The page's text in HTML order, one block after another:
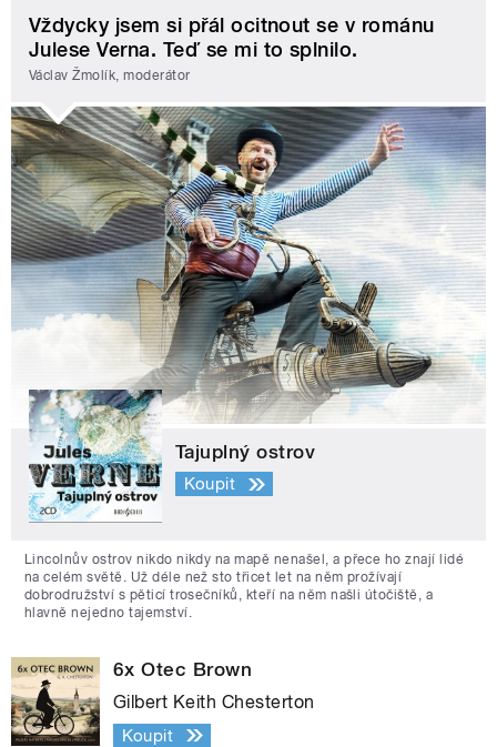
Vždycky jsem si přál ocitnout se v románu
Julese Verna. Teď se mi to splnilo.
Václav Žmolík, moderátor
Tajuplný ostrov
Koupit
Lincolnův ostrov nikdo nikdy na mapě nenašel, a přece ho znají lidé
na celém světě. Už déle než sto třicet let na něm prožívají
dobrodružství s pěticí trosečníků, kteří na něm našli útočiště, a
hlavně nejedno tajemství.
6x Otec Brown
Gilbert Keith Chesterton
Koupit